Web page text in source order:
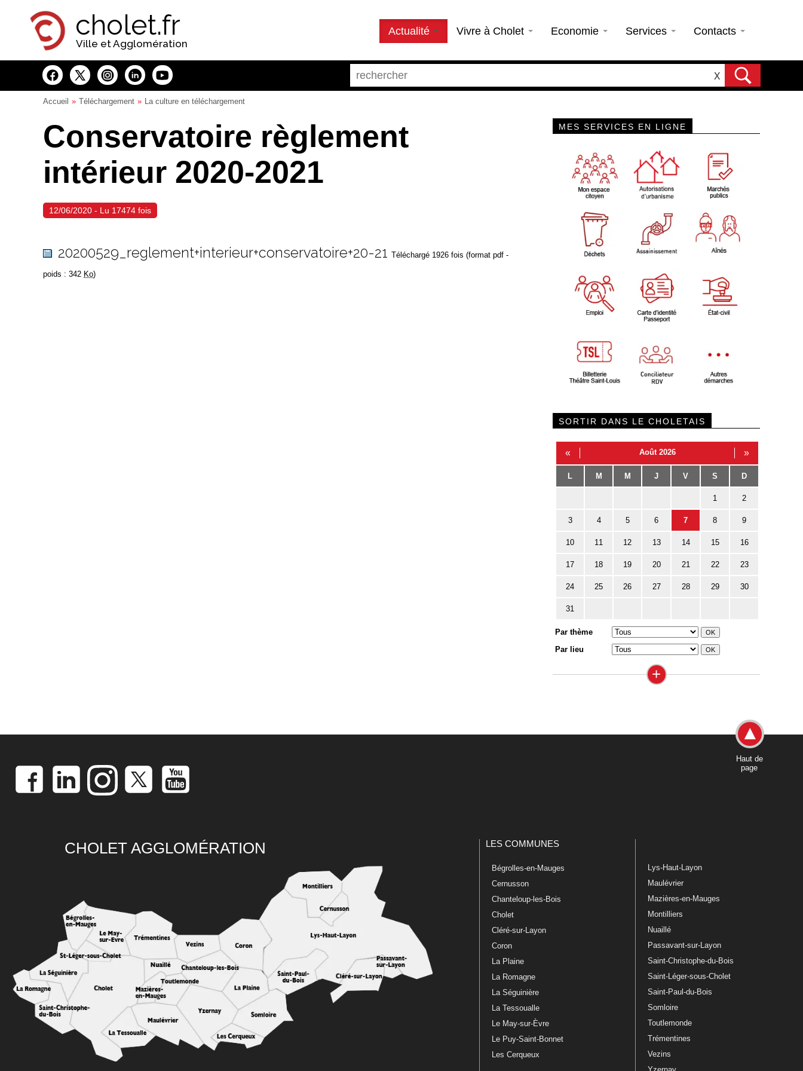
cholet.fr
Ville et Agglomération
Actualité Vivre à Cholet Economie Services Contacts
X
Accueil Téléchargement La culture en téléchargement
Conservatoire règlement
intérieur 2020-2021
12/06/2020 - Lu 17474 fois
20200529_reglement+interieur+conservatoire+20-21 Téléchargé 1926 fois (format pdf -
poids : 342 Ko)
MES SERVICES EN LIGNE
SORTIR DANS LE CHOLETAIS
« Août 2026 »
L M M J V S D
1 2
3 4 5 6 7 8 9
10 11 12 13 14 15 16
17 18 19 20 21 22 23
24 25 26 27 28 29 30
31
Par thème
Par lieu
+
Haut de
page
CHOLET AGGLOMÉRATION LES COMMUNES
Bégrolles-en-Mauges
Cernusson
Chanteloup-les-Bois
Cholet
Cléré-sur-Layon
Coron
La Plaine
La Romagne
La Séguinière
La Tessoualle
Le May-sur-Èvre
Le Puy-Saint-Bonnet
Les Cerqueux
Lys-Haut-Layon
Maulévrier
Mazières-en-Mauges
Montilliers
Nuaillé
Passavant-sur-Layon
Saint-Christophe-du-Bois
Saint-Léger-sous-Cholet
Saint-Paul-du-Bois
Somloire
Toutlemonde
Trémentines
Vezins